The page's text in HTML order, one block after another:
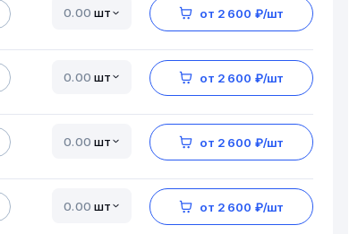
шт от 2 600 ₽/шт
шт от 2 600 ₽/шт
шт от 2 600 ₽/шт
шт от 2 600 ₽/шт